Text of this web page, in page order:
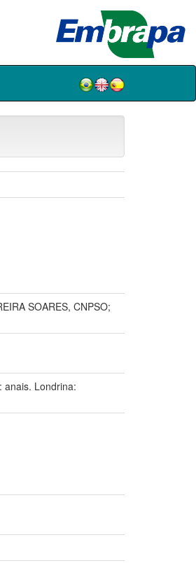
SOARES, CNPSO;
anais. Londrina: